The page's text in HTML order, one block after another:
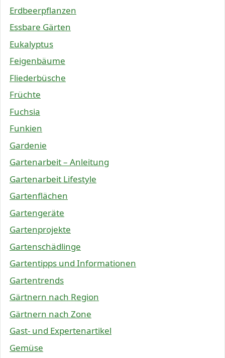
Erdbeerpflanzen
Essbare Gärten
Eukalyptus
Feigenbäume
Fliederbüsche
Früchte
Fuchsia
Funkien
Gardenie
Gartenarbeit – Anleitung
Gartenarbeit Lifestyle
Gartenflächen
Gartengeräte
Gartenprojekte
Gartenschädlinge
Gartentipps und Informationen
Gartentrends
Gärtnern nach Region
Gärtnern nach Zone
Gast- und Expertenartikel
Gemüse